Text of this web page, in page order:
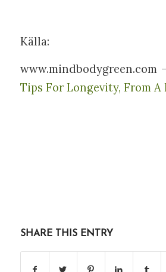
Källa:
www.mindbodygreen.com
Tips For Longevity, From A
SHARE THIS ENTRY